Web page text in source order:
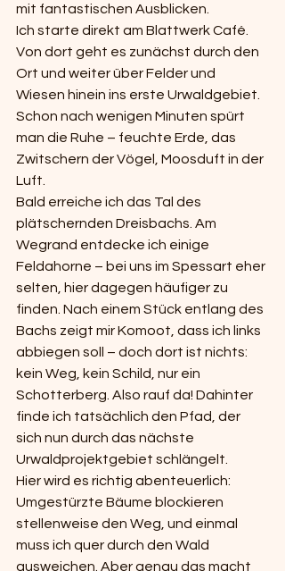
mit fantastischen Ausblicken.
Ich starte direkt am Blattwerk Café.
Von dort geht es zunächst durch den
Ort und weiter über Felder und
Wiesen hinein ins erste Urwaldgebiet.
Schon nach wenigen Minuten spürt
man die Ruhe – feuchte Erde, das
Zwitschern der Vögel, Moosduft in der
Luft.
Bald erreiche ich das Tal des
plätschernden Dreisbachs. Am
Wegrand entdecke ich einige
Feldahorne – bei uns im Spessart eher
selten, hier dagegen häufiger zu
finden. Nach einem Stück entlang des
Bachs zeigt mir Komoot, dass ich links
abbiegen soll – doch dort ist nichts:
kein Weg, kein Schild, nur ein
Schotterberg. Also rauf da! Dahinter
finde ich tatsächlich den Pfad, der
sich nun durch das nächste
Urwaldprojektgebiet schlängelt.
Hier wird es richtig abenteuerlich:
Umgestürzte Bäume blockieren
stellenweise den Weg, und einmal
muss ich quer durch den Wald
ausweichen. Aber genau das macht